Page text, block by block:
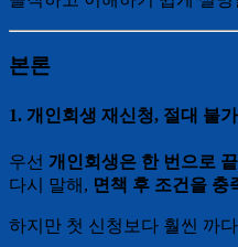
본론
1. 개인회생 재신청, 절대 불
우선 개인회생은 한 번으로
다시 말해, 면책 후 조건을 충
하지만 첫 신청보다 훨씬 까